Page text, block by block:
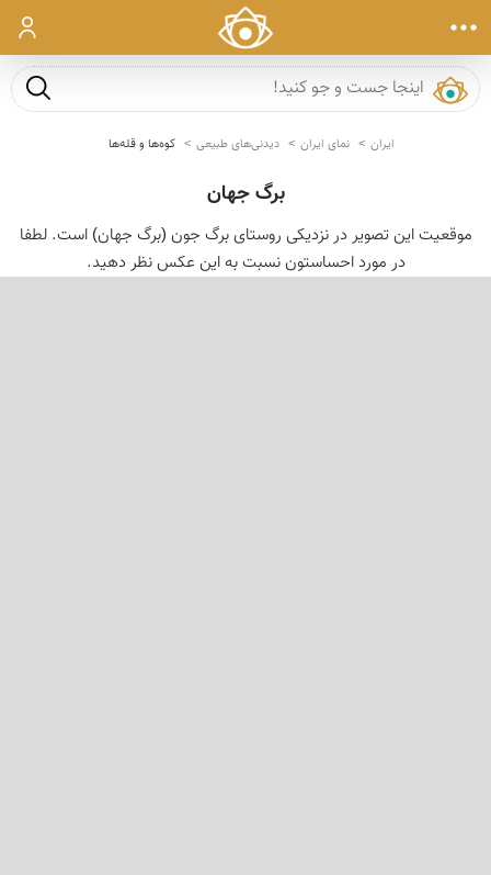
ورود
جست و
ایران نمای ایران دیدنی‌های طبیعی کوه‌ها و قله‌ها
برگ جهان
موقعیت این تصویر در نزدیكی روستای برگ جون (برگ جهان) است. لطفا
در مورد احساستون نسبت به این عكس نظر دهید.